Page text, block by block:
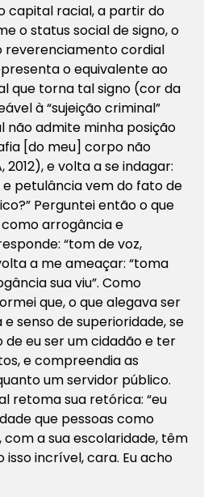
capital racial, a partir do
o status social de signo, o
reverenciamento cordial
o equivalente ao
que torna tal signo (cor da
à “sujeição criminal”
não admite minha posição
[do meu] corpo não
2012), e volta a se indagar:
petulância vem do fato de
Perguntei então o que
arrogância e
“tom de voz,
a me ameaçar: “toma
sua viu”. Como
que, o que alegava ser
senso de superioridade, se
eu ser um cidadão e ter
e compreendia as
um servidor público.
retoma sua retórica: “eu
que pessoas como
a sua escolaridade, têm
isso incrível, cara. Eu acho